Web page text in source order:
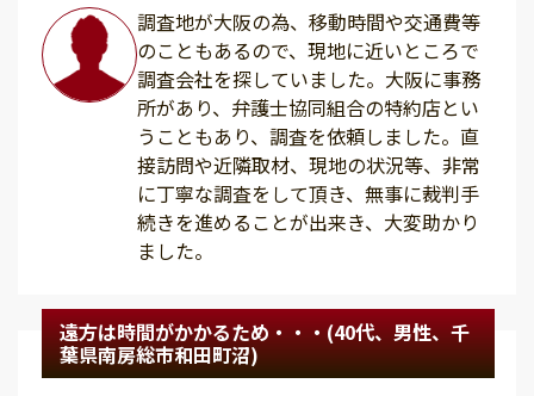
調査地が大阪の為、移動時間や交通費等
のこともあるので、現地に近いところで
調査会社を探していました。大阪に事務
所があり、弁護士協同組合の特約店とい
うこともあり、調査を依頼しました。直
接訪問や近隣取材、現地の状況等、非常
に丁寧な調査をして頂き、無事に裁判手
続きを進めることが出来き、大変助かり
ました。
遠方は時間がかかるため・・・(40代、男性、千
葉県南房総市和田町沼)